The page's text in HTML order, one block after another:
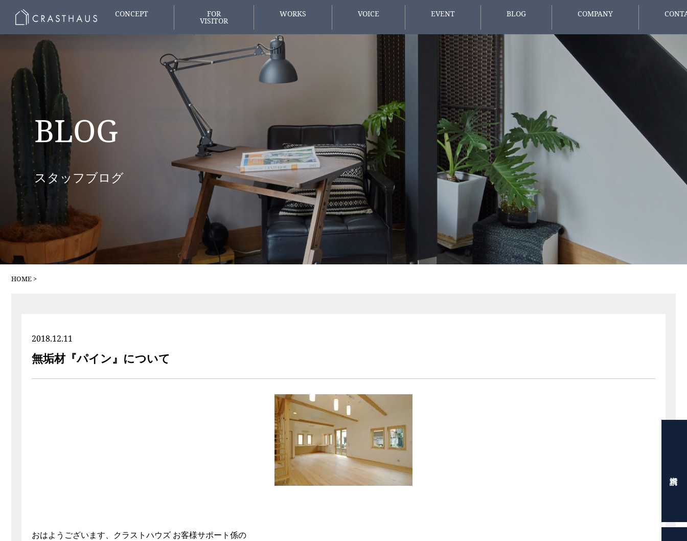
CONCEPT
FOR
VISITOR
はじめての方へ
WORKS
VOICE
EVENT
BLOG
COMPANY
BLOG
スタッフブログ
HOME
2018.12.11
無垢材『パイン』について
おはようございます、クラストハウズ お客様サポート係の